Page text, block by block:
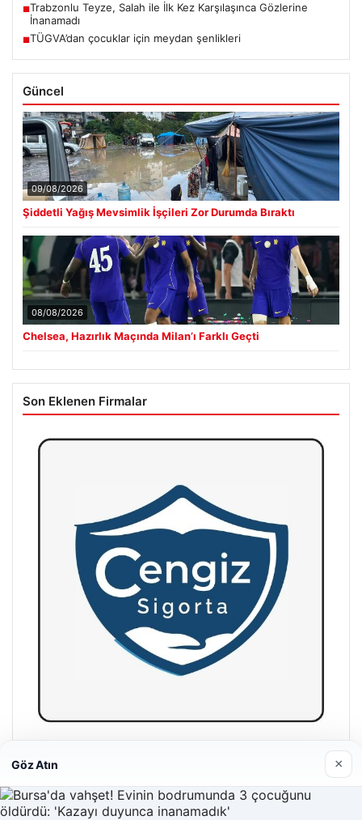
■Trabzonlu Teyze, Salah ile İlk Kez Karşılaşınca Gözlerine
İnanamadı
■TÜGVA’dan çocuklar için meydan şenlikleri
Güncel
09/08/2026
Şiddetli Yağış Mevsimlik İşçileri Zor Durumda Bıraktı
08/08/2026
Chelsea, Hazırlık Maçında Milan’ı Farklı Geçti
Son Eklenen Firmalar
Hastaş Beton
Göz Atın ×